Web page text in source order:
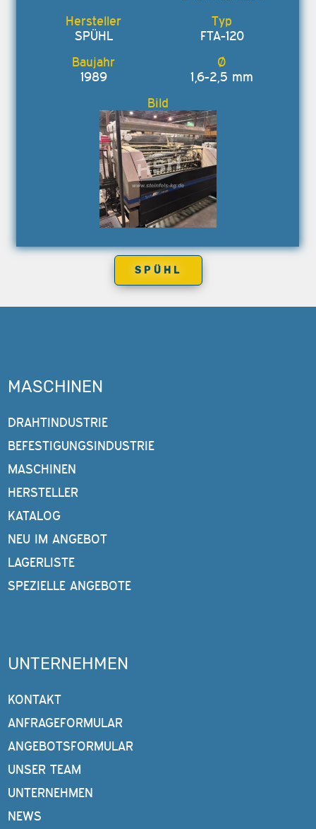
SPÜHL FTA-120
1989 1,6-2,5 mm
SPÜHL
MASCHINEN
DRAHTINDUSTRIE
BEFESTIGUNGSINDUSTRIE
MASCHINEN
HERSTELLER
KATALOG
NEU IM ANGEBOT
LAGERLISTE
SPEZIELLE ANGEBOTE
UNTERNEHMEN
KONTAKT
ANFRAGEFORMULAR
ANGEBOTSFORMULAR
UNSER TEAM
UNTERNEHMEN
NEWS